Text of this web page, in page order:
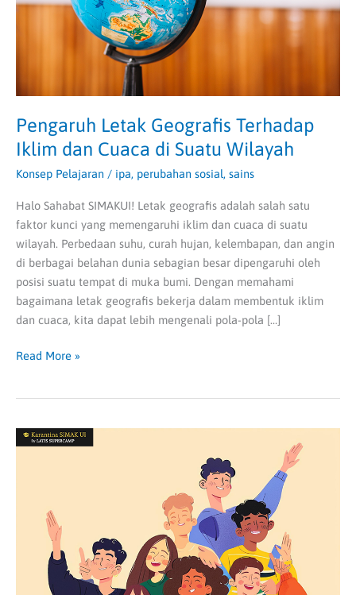
Pengaruh Letak Geografis Terhadap
Iklim dan Cuaca di Suatu Wilayah
Konsep Pelajaran / ipa, perubahan sosial, sains
Halo Sahabat SIMAKUI! Letak geografis adalah salah satu
faktor kunci yang memengaruhi iklim dan cuaca di suatu
wilayah. Perbedaan suhu, curah hujan, kelembapan, dan angin
di berbagai belahan dunia sebagian besar dipengaruhi oleh
posisi suatu tempat di muka bumi. Dengan memahami
bagaimana letak geografis bekerja dalam membentuk iklim
dan cuaca, kita dapat lebih mengenali pola-pola […]
Cuaca
Read More »
Mengenal
Kehidupan
Manusia